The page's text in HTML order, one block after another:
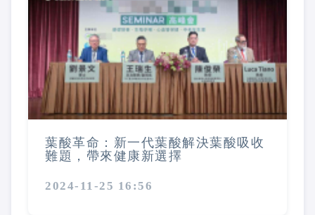
葉酸革命：新一代葉酸解決葉酸吸收
難題，帶來健康新選擇
2024-11-25 16:56